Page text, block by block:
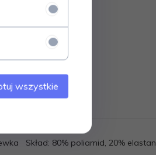
Skład: 80% poliamid, 20% elastan
wszystkie